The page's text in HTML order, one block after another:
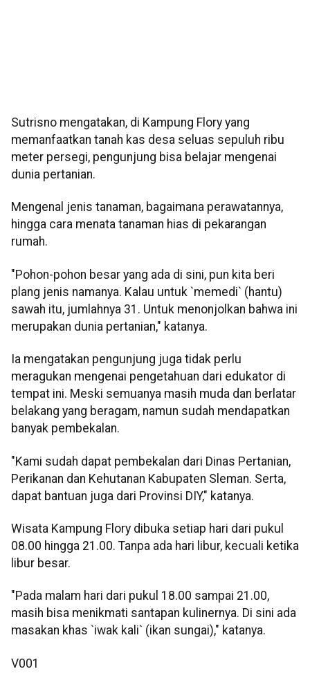
Sutrisno mengatakan, di Kampung Flory yang
memanfaatkan tanah kas desa seluas sepuluh ribu
meter persegi, pengunjung bisa belajar mengenai
dunia pertanian.
Mengenal jenis tanaman, bagaimana perawatannya,
hingga cara menata tanaman hias di pekarangan
rumah.
"Pohon-pohon besar yang ada di sini, pun kita beri
plang jenis namanya. Kalau untuk `memedi` (hantu)
sawah itu, jumlahnya 31. Untuk menonjolkan bahwa ini
merupakan dunia pertanian," katanya.
Ia mengatakan pengunjung juga tidak perlu
meragukan mengenai pengetahuan dari edukator di
tempat ini. Meski semuanya masih muda dan berlatar
belakang yang beragam, namun sudah mendapatkan
banyak pembekalan.
"Kami sudah dapat pembekalan dari Dinas Pertanian,
Perikanan dan Kehutanan Kabupaten Sleman. Serta,
dapat bantuan juga dari Provinsi DIY," katanya.
Wisata Kampung Flory dibuka setiap hari dari pukul
08.00 hingga 21.00. Tanpa ada hari libur, kecuali ketika
libur besar.
"Pada malam hari dari pukul 18.00 sampai 21.00,
masih bisa menikmati santapan kulinernya. Di sini ada
masakan khas `iwak kali` (ikan sungai)," katanya.
V001